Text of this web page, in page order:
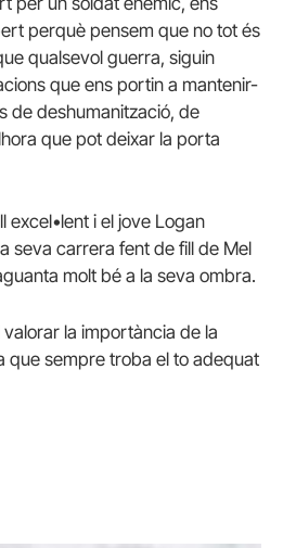
perquè pensem que no tot és
qualsevol guerra, siguin
que ens portin a mantenir-
de deshumanització, de
que pot deixar la porta
excel•lent i el jove Logan
seva carrera fent de fill de Mel
molt bé a la seva ombra.
la importància de la
que sempre troba el to adequat